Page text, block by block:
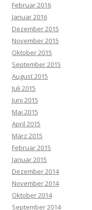
Februar 2016
Januar 2016
Dezember 2015
November 2015
Oktober 2015
September 2015
August 2015
Juli 2015
Juni 2015
Mai 2015
April 2015
März 2015
Februar 2015
Januar 2015
Dezember 2014
November 2014
Oktober 2014
September 2014